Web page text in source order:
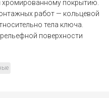
хромированному покрытию.
работ — кольцевой
тела ключа.
поверхности